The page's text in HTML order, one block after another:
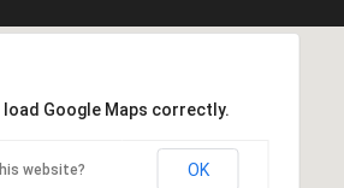
load Google Maps correctly.
website? OK